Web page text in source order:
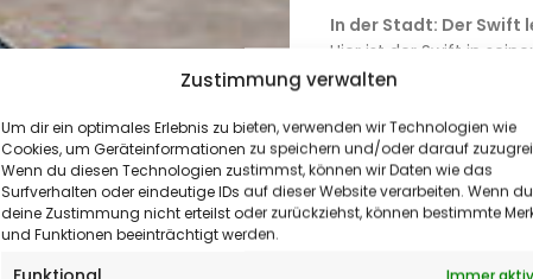
Zustimmung verwalten
Um dir ein optimales Erlebnis zu bieten, verwenden wir Technologien wie
Cookies, um Geräteinformationen zu speichern und/oder darauf
Wenn du diesen Technologien zustimmst, können wir Daten wie das
Surfverhalten oder eindeutige IDs auf dieser Website verarbeiten. Wenn du
deine Zustimmung nicht erteilst oder zurückziehst, können bestimmte
und Funktionen beeinträchtigt werden.
Immer aktiv
Aktuelles
&
Termine
Kultur
&
In der Stadt: Der Swift
Hier ist der Swift in
Problem. Parklücken?
schon drin.
Hybrid Comfort+ ziehen
drücken – aber dafür
Lenkung und gutem
Federung ist eher
Stadtflitzer eben: